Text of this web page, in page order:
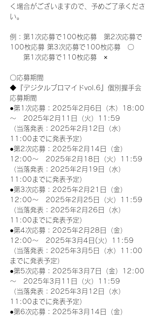
く場合がございますので、予めご了承くださ
い。
例：第1次応募で100枚応募　第2次応募で
100枚応募 第3次応募で100枚応募　〇
第1次応募で110枚応募　×
〇応募期間
◆『デジタルブロマイドvol.6』個別握手会
応募期間
●第1次応募：2025年2月6日（木）18:00
～　2025年2月11日（火）11:59
（当落発表：2025年2月12日（水）
11:00までに発表予定）
●第2次応募：2025年2月14日（金）
12:00～　2025年2月18日（火）11:59
（当落発表：2025年2月19日（水）
11:00までに発表予定）
●第3次応募：2025年2月21日（金）
12:00～　2025年2月25日（火）11:59
（当落発表：2025年2月26日（水）
11:00までに発表予定）
●第4次応募：2025年2月28日（金）
12:00～　2025年3月4日(火）11:59
（当落発表：2025年3月5日（水）11:00
までに発表予定）
●第5次応募：2025年3月7日（金）12:00
～　2025年3月11日（火）11:59
（当落発表：2025年3月12日（水）
11:00までに発表予定）
●第6次応募：2025年3月14日（金）